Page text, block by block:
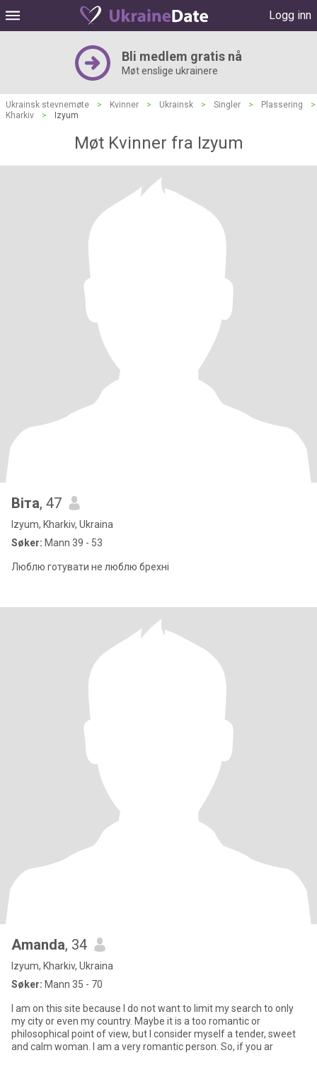
Logg inn
Bli medlem gratis nå
Møt enslige ukrainere
Ukrainsk stevnemøte > Kvinner > Ukrainsk > Singler > Plassering
>
Kharkiv
> Izyum
Møt Kvinner fra Izyum
Віта, 47
Izyum, Kharkiv, Ukraina
Søker: Mann 39 - 53
Люблю готувати не люблю брехні
Amanda, 34
Izyum, Kharkiv, Ukraina
Søker: Mann 35 - 70
I am on this site because I do not want to limit my search to only
my city or even my country. Maybe it is a too romantic or
philosophical point of view, but I consider myself a tender, sweet
and calm woman. I am a very romantic person. So, if you ar